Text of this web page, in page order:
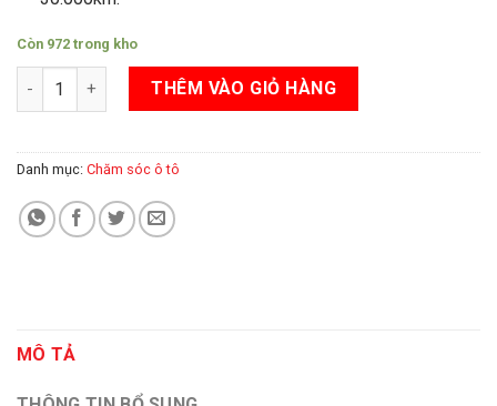
Còn 972 trong kho
DẦU TRUNG TU HALOTEC - DẦU NHỚT PHỤC HỒI ĐỘNG CƠ
THÊM VÀO GIỎ HÀNG
Danh mục: Chăm sóc ô tô
MÔ TẢ